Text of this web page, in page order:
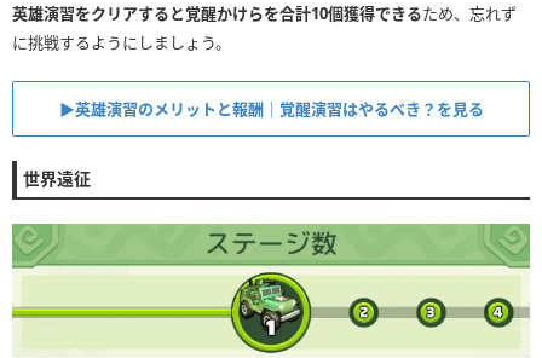
英雄演習をクリアすると覚醒かけらを合計10個獲得できるため、忘れず
に挑戦するようにしましょう。
▶︎英雄演習のメリットと報酬｜覚醒演習はやるべき？を見る
世界遠征